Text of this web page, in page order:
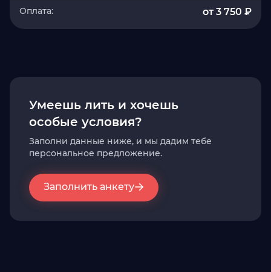
ГЕООплата:
от 3 750 ₽
Умеешь лить и хочешь
особые условия?
Заполни данные ниже, и мы дадим тебе
персональное предложение.
Заполнить анкету